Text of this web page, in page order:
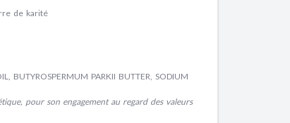
de karité
BUTYROSPERMUM PARKII BUTTER, SODIUM
pour son engagement au regard des valeurs